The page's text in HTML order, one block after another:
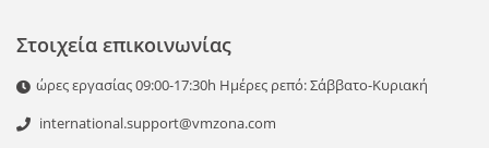
Στοιχεία επικοινωνίας
ώρες εργασίας 09:00-17:30h Ημέρες ρεπό: Σάββατο-Κυριακή
international.support@vmzona.com